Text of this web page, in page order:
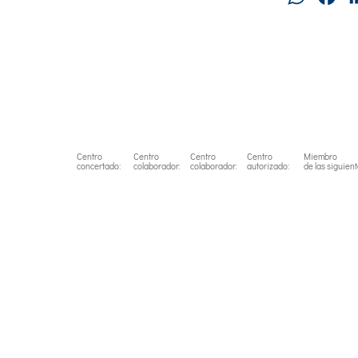
Centro
concertado:
Centro
colaborador:
Centro
colaborador:
Centro
autorizado:
Miembro
de las